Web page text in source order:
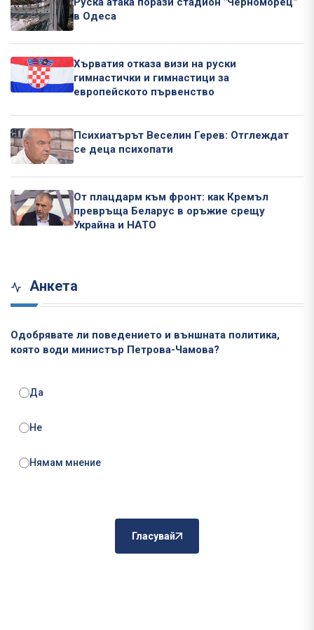
в Одеса
Хърватия отказа визи на руски
гимнастички и гимнастици за
европейското първенство
Психиатърът Веселин Герев: Отглеждат
се деца психопати
От плацдарм към фронт: как Кремъл
превръща Беларус в оръжие срещу
Украйна и НАТО
Анкета
Одобрявате ли поведението и външната политика,
която води министър Петрова-Чамова?
Да
Не
Нямам мнение
Гласувай